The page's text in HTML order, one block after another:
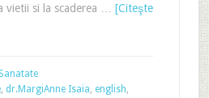
vietii si la scaderea … [Citeşte
Sanatate
, dr.MargiAnne Isaia, english,